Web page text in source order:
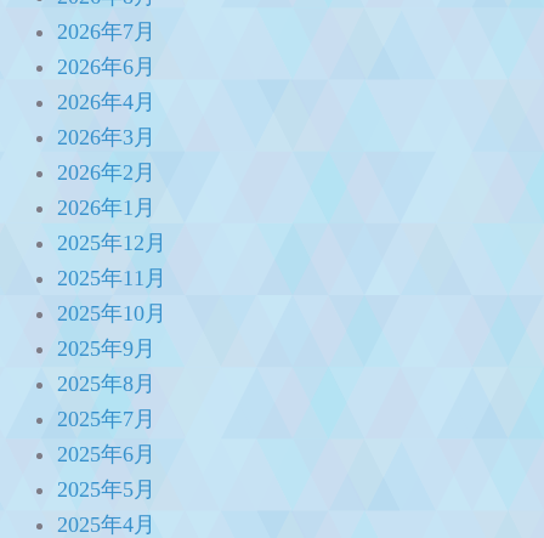
2026年7月
2026年6月
2026年4月
2026年3月
2026年2月
2026年1月
2025年12月
2025年11月
2025年10月
2025年9月
2025年8月
2025年7月
2025年6月
2025年5月
2025年4月